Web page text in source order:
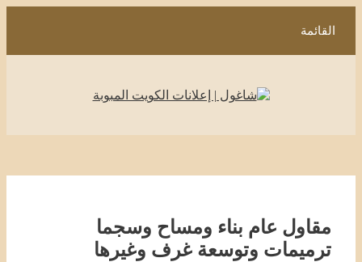
القائمة
مقاول عام بناء ومساح وسجما
ترميمات وتوسعة غرف وغيرها